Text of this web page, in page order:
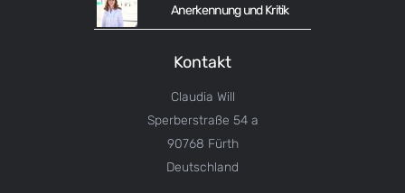
Anerkennung und Kritik
Kontakt
Claudia Will
Sperberstraße 54 a
90768 Fürth
Deutschland